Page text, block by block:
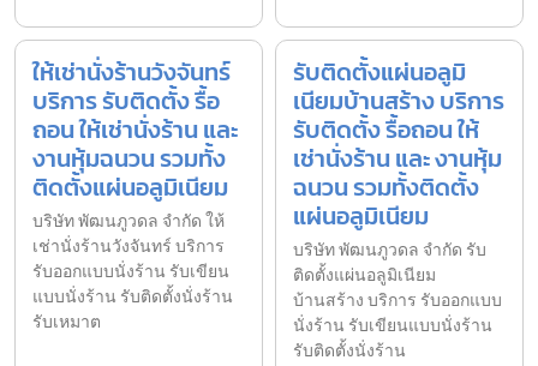
ให้เช่านั่งร้านวังจันทร์
บริการ รับติดตั้ง รื้อ
ถอน ให้เช่านั่งร้าน และ
งานหุ้มฉนวน รวมทั้ง
ติดตั้งแผ่นอลูมิเนียม
บริษัท พัฒนภูวดล จำกัด ให้
เช่านั่งร้านวังจันทร์ บริการ
รับออกแบบนั่งร้าน รับเขียน
แบบนั่งร้าน รับติดตั้งนั่งร้าน
รับเหมาต
รับติดตั้งแผ่นอลูมิ
เนียมบ้านสร้าง บริการ
รับติดตั้ง รื้อถอน ให้
เช่านั่งร้าน และ งานหุ้ม
ฉนวน รวมทั้งติดตั้ง
แผ่นอลูมิเนียม
บริษัท พัฒนภูวดล จำกัด รับ
ติดตั้งแผ่นอลูมิเนียม
บ้านสร้าง บริการ รับออกแบบ
นั่งร้าน รับเขียนแบบนั่งร้าน
รับติดตั้งนั่งร้าน